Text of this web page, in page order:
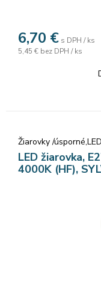
6,70 € s DPH / ks
5,45 € bez DPH / ks
Žiarovky /
LED žiarovka,
4000K (HF),